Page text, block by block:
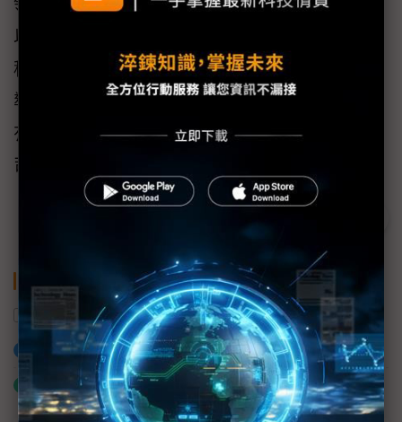
領企業更認識全雲端化的優勢，而我們正好可
以扮演這樣的角色，期待將過去在CRM領域累
積的技術，拓展到雲端ERP層面，透過豐富的
導入經驗與產業知識，輔導企業將CRM與ERP
有效串接，成為全雲端解決方案的顧問公
司。」
數位轉型 ERP
加入已選取到「關鍵字追蹤」
什麼是「關鍵字追蹤」